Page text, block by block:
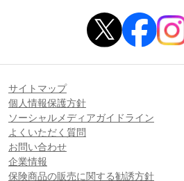
サイトマップ
個人情報保護方針
ソーシャルメディアガイドライン
よくいただく質問
お問い合わせ
企業情報
保険商品の販売に関する勧誘方針